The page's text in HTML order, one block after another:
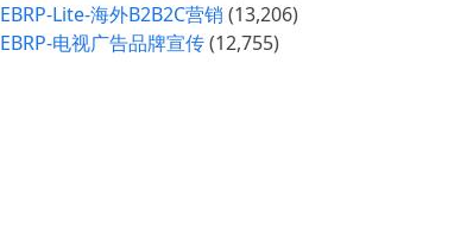
EBRP-Lite-海外B2B2C营销 (13,206)
EBRP-电视广告品牌宣传(12,755)